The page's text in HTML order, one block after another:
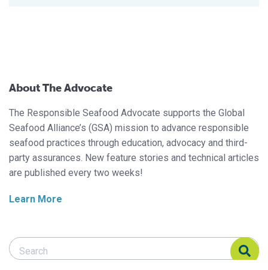
About The Advocate
The Responsible Seafood Advocate supports the Global
Seafood Alliance’s (GSA) mission to advance responsible
seafood practices through education, advocacy and third-
party assurances. New feature stories and technical articles
are published every two weeks!
Learn More
Search Responsible Seafood Advocate
Search Responsible Seafood Advocate